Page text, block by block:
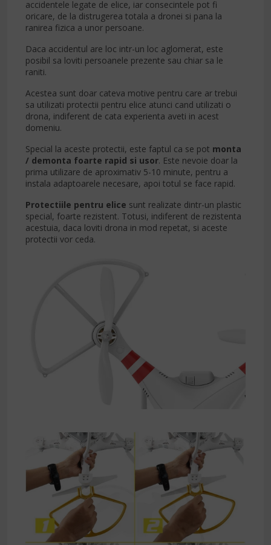
accidentele legate de elice, iar consecintele pot fi
oricare, de la distrugerea totala a dronei si pana la
ranirea fizica a unor persoane.
Daca accidentul are loc intr-un loc aglomerat, este
posibil sa loviti persoanele prezente sau chiar sa le
raniti.
Acestea sunt doar cateva motive pentru care ar trebui
sa utilizati protectii pentru elice atunci cand utilizati o
drona, indiferent de cata experienta aveti in acest
domeniu.
Special la aceste protectii, este faptul ca se pot monta
/ demonta foarte rapid si usor. Este nevoie doar la
prima utilizare de aproximativ 5-10 minute, pentru a
instala adaptoarele necesare, apoi totul se face rapid.
Protectiile pentru elice sunt realizate dintr-un plastic
special, foarte rezistent. Totusi, indiferent de rezistenta
acestuia, daca loviti drona in mod repetat, si aceste
protectii vor ceda.